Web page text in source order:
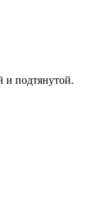
и подтянутой.